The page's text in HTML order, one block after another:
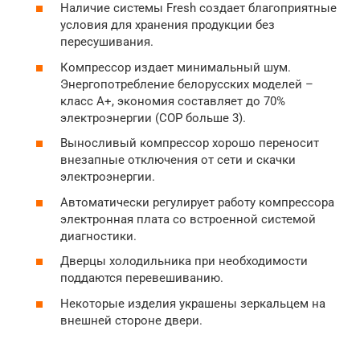
Наличие системы Fresh создает благоприятные
условия для хранения продукции без
пересушивания.
Компрессор издает минимальный шум.
Энергопотребление белорусских моделей –
класс А+, экономия составляет до 70%
электроэнергии (COP больше 3).
Выносливый компрессор хорошо переносит
внезапные отключения от сети и скачки
электроэнергии.
Автоматически регулирует работу компрессора
электронная плата со встроенной системой
диагностики.
Дверцы холодильника при необходимости
поддаются перевешиванию.
Некоторые изделия украшены зеркальцем на
внешней стороне двери.